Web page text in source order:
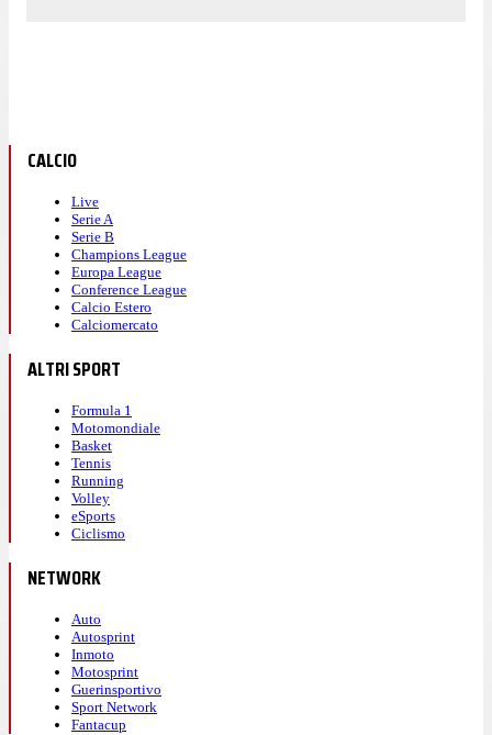
CALCIO
Live
Serie A
Serie B
Champions League
Europa League
Conference League
Calcio Estero
Calciomercato
ALTRI SPORT
Formula 1
Motomondiale
Basket
Tennis
Running
Volley
eSports
Ciclismo
NETWORK
Auto
Autosprint
Inmoto
Motosprint
Guerinsportivo
Sport Network
Fantacup